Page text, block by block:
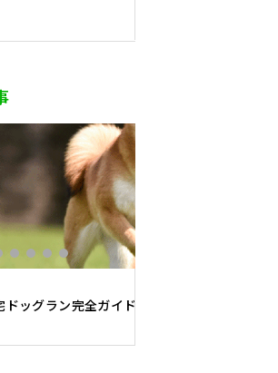
ドッグラン完全ガイド｜必要面積・フェンス